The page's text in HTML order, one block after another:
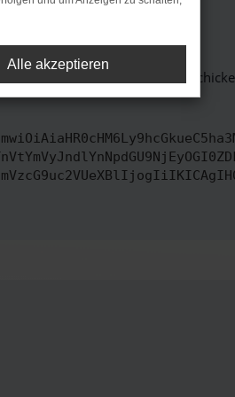
unterstützt werden.
Du kannst uns diesen Text
Alle akzeptieren